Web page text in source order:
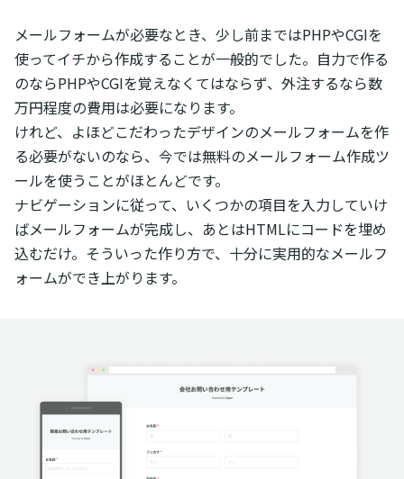
メールフォームが必要なとき、少し前まではPHPやCGIを
使ってイチから作成することが一般的でした。自力で作る
のならPHPやCGIを覚えなくてはならず、外注するなら数
万円程度の費用は必要になります。
けれど、よほどこだわったデザインのメールフォームを作
る必要がないのなら、今では無料のメールフォーム作成ツ
ールを使うことがほとんどです。
ナビゲーションに従って、いくつかの項目を入力していけ
ばメールフォームが完成し、あとはHTMLにコードを埋め
込むだけ。そういった作り方で、十分に実用的なメールフ
ォームができ上がります。